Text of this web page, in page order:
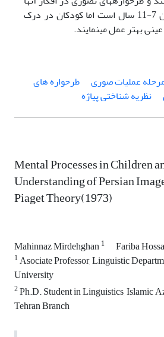
قابل درک­تر از کودکان 7-11 سال است اما کودکان در درک
بهتر عمل می­نمایند.
عملیات صوری
طرحواره های
نظریه شناختی پیاژه
Mental Processes in Children
Understanding of Persian
Piaget Theory(1973)
Mahinnaz Mirdehghan1 Fariba
1Asociate Professor, Linguistic
University
2Ph.D. Student in Linguistics, Islamic
Tehran Branch